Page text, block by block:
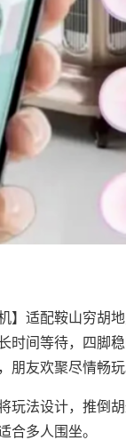
】适配鞍山穷胡
时间等待，四脚
朋友欢聚尽情畅玩
玩法设计，推倒
合多人围坐。